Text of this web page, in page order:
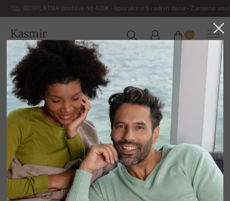
BESPLATNA dostava od 400€ - Isporuka u 5 radnih dana – Zamjena
Kasmir
HRVATSKA
0
Kuća Luksuzni muški džemperi od kašmira